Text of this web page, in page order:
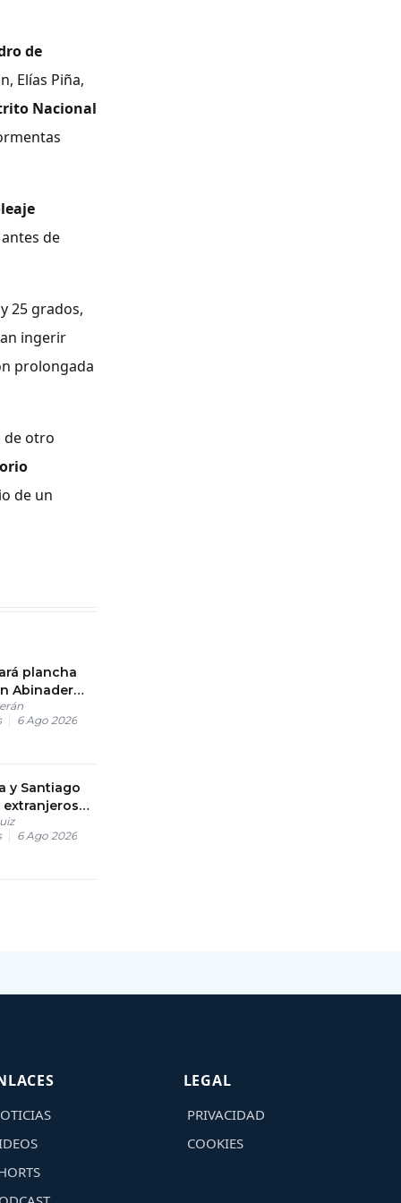
de
Elías Piña,
Nacional
de
25 grados,
ingerir
prolongada
de otro
de un
plancha
Abinader
el partido
6 Ago 2026
y Santiago
extranjeros
en
DGM
6 Ago 2026
LEGAL
PRIVACIDAD
COOKIES